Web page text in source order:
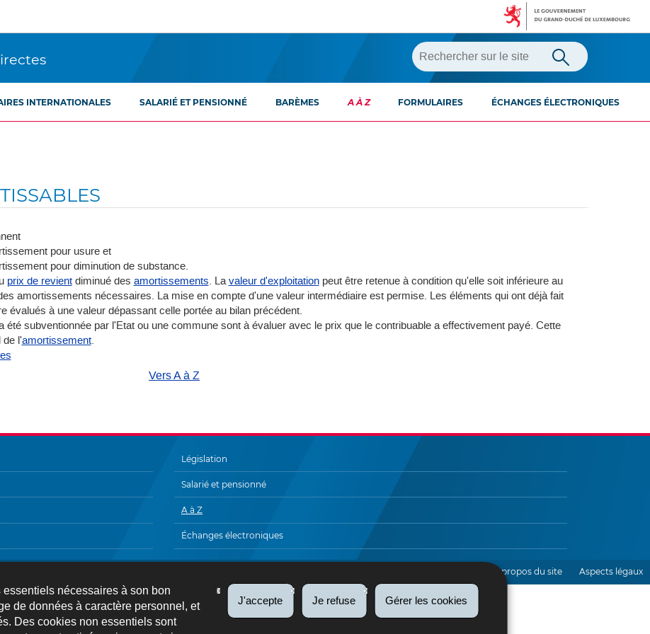
nécessaires à son bon
de données à caractère personnel, et
Des cookies non essentiels sont
J'accepte Je refuse Gérer les cookies
INTERNATIONALES SALARIÉ ET PENSIONNÉ BARÈMES A À Z FORMULAIRES ÉCHANGES ÉLECTRONIQUES
pour usure et
pour diminution de substance.
prix de revientdiminué des amortissements. Lavaleur d'exploitationpeut être retenue à condition qu'elle soit inférieure au
amortissements nécessaires. La mise en compte d'une valeur intermédiaire est permise. Les éléments qui ont déjà fait
évalués à une valeur dépassant celle portée au bilan précédent.
été subventionnée par l'Etat ou une commune sont à évaluer avec le prix que le contribuable a effectivement payé. Cette
de l'amortissement.
Vers A à Z
Législation
Salarié et pensionné
A à Z
Échanges électroniques
A propos du site Aspects légaux